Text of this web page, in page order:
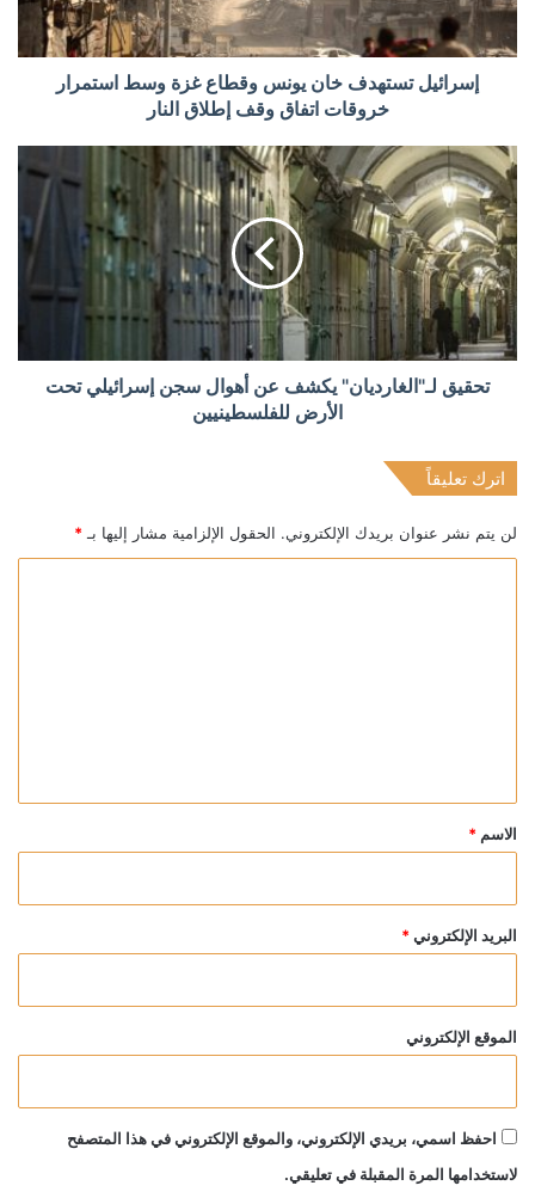
إسرائيل تستهدف خان يونس وقطاع غزة وسط استمرار
خروقات اتفاق وقف إطلاق النار
تحقيق لـ"الغارديان" يكشف عن أهوال سجن إسرائيلي تحت
الأرض للفلسطينيين
اترك تعليقاً
لن يتم نشر عنوان بريدك الإلكتروني. الحقول الإلزامية مشار إليها بـ *
*
الاسم *
البريد الإلكتروني *
الموقع الإلكتروني
احفظ اسمي، بريدي الإلكتروني، والموقع الإلكتروني في هذا المتصفح
لاستخدامها المرة المقبلة في تعليقي.